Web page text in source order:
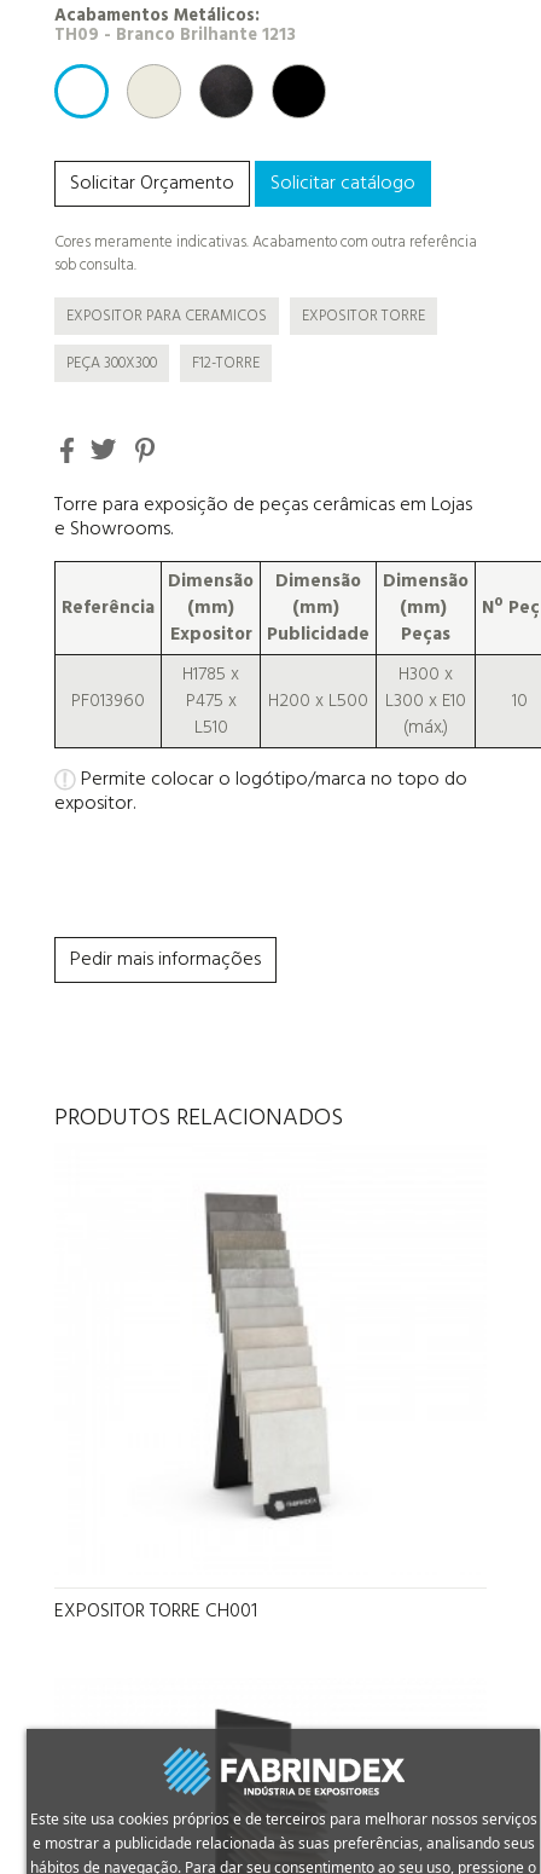
Acabamentos Metálicos:
TH09 - Branco Brilhante 1213
RAL 9010 - BrancoNEROTEX (antracite)
RAL 9005 - Preto
Solicitar Orçamento Solicitar catálogo
Cores meramente indicativas. Acabamento com outra referência
sob consulta.
EXPOSITOR PARA CERAMICOS
EXPOSITOR TORRE
PEÇA 300X300
F12-TORRE
Torre para exposição de peças cerâmicas em Lojas
e Showrooms.
Referência
Dimensão
(mm)
Expositor
Dimensão
(mm)
Publicidade
Dimensão
(mm)
Peças
Nº
PF013960
H1785 x
P475 x
L510
H200 x L500
H300 x
L300 x E10
(máx.)
10
Permite colocar o logótipo/marca no topo do
expositor.
Pedir mais informações
PRODUTOS RELACIONADOS
EXPOSITOR TORRE CH001
Este site usa cookies próprios e de terceiros para melhorar nossos serviços
e mostrar a publicidade relacionada às suas preferências, analisando seus
hábitos de navegação. Para dar seu consentimento ao seu uso, pressione o